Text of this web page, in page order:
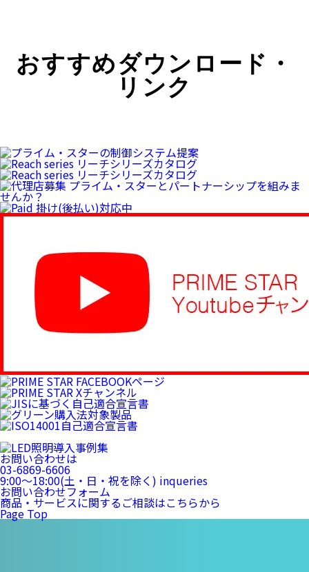
おすすめダウンロード・
リンク
お問い合わせは
03-6869-6606
9:00〜18:00(土・日・祝を除く) inqueries
お問い合わせフォーム
商品・サービスに関するご相談はこちらから
Page Top